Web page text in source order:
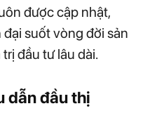
được cập nhật,
suốt vòng đời sản
đầu tư lâu dài.
dẫn đầu thị